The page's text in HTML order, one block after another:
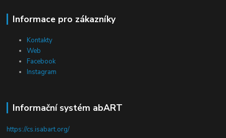
Informace pro zákazníky
Kontakty
Web
Facebook
Instagram
Informační systém abART
https://cs.isabart.org/